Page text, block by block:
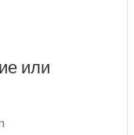
или